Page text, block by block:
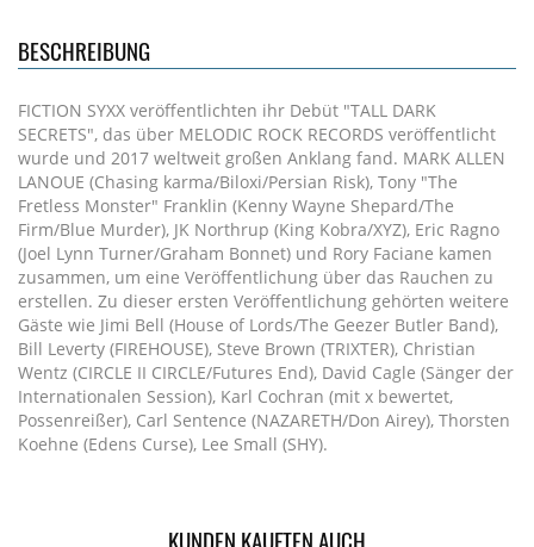
BESCHREIBUNG
FICTION SYXX veröffentlichten ihr Debüt "TALL DARK
SECRETS", das über MELODIC ROCK RECORDS veröffentlicht
wurde und 2017 weltweit großen Anklang fand. MARK ALLEN
LANOUE (Chasing karma/Biloxi/Persian Risk), Tony "The
Fretless Monster" Franklin (Kenny Wayne Shepard/The
Firm/Blue Murder), JK Northrup (King Kobra/XYZ), Eric Ragno
(Joel Lynn Turner/Graham Bonnet) und Rory Faciane kamen
zusammen, um eine Veröffentlichung über das Rauchen zu
erstellen. Zu dieser ersten Veröffentlichung gehörten weitere
Gäste wie Jimi Bell (House of Lords/The Geezer Butler Band),
Bill Leverty (FIREHOUSE), Steve Brown (TRIXTER), Christian
Wentz (CIRCLE II CIRCLE/Futures End), David Cagle (Sänger der
Internationalen Session), Karl Cochran (mit x bewertet,
Possenreißer), Carl Sentence (NAZARETH/Don Airey), Thorsten
Koehne (Edens Curse), Lee Small (SHY).
KUNDEN KAUFTEN AUCH